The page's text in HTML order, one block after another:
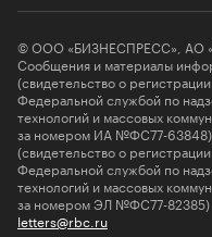
© ООО «БИЗНЕСПРЕСС», АО
Сообщения и материалы
(свидетельство о
Федеральной службой по
технологий и массовых
за номером ИА №ФС77-63848)
(свидетельство о
Федеральной службой по
технологий и массовых
за номером ЭЛ №ФС77-82385)
letters@rbc.ru